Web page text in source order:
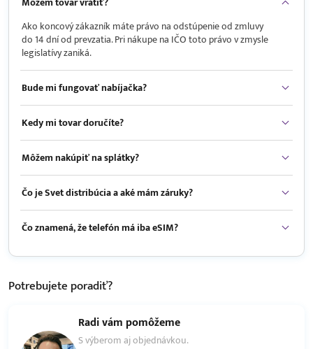
Ako koncový zákazník máte právo na odstúpenie od zmluvy
do 14 dní od prevzatia. Pri nákupe na IČO toto právo v zmysle
legislatívy zaniká.
Bude mi fungovať nabíjačka?
Kedy mi tovar doručíte?
Môžem nakúpiť na splátky?
Čo je Svet distribúcia a aké mám záruky?
Čo znamená, že telefón má iba eSIM?
Potrebujete poradiť?
Radi vám pomôžeme
S výberom aj objednávkou.